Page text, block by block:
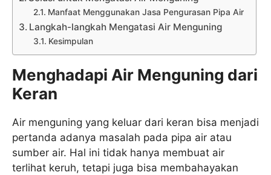
Manfaat Menggunakan Jasa Pengurasan Pipa Air
Langkah-langkah Mengatasi Air Menguning
Kesimpulan
Menghadapi Air Menguning dari
Keran
Air menguning yang keluar dari keran bisa menjadi
pertanda adanya masalah pada pipa air atau
sumber air. Hal ini tidak hanya membuat air
terlihat keruh, tetapi juga bisa membahayakan